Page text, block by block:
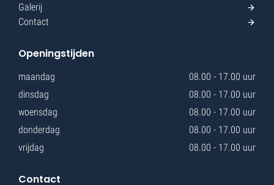
Galerij
Contact
Openingstijden
maandag
08.00 - 17.00 uur
dinsdag
08.00 - 17.00 uur
woensdag
08.00 - 17.00 uur
donderdag
08.00 - 17.00 uur
vrijdag
08.00 - 17.00 uur
Contact